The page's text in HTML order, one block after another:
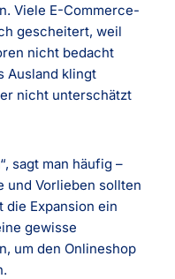
Viele E-Commerce-
gescheitert, weil
nicht bedacht
Ausland klingt
nicht unterschätzt
sagt man häufig –
und Vorlieben sollten
die Expansion ein
gewisse
um den Onlineshop